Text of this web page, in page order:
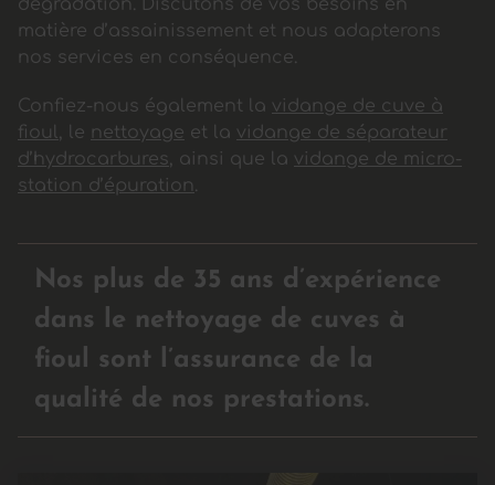
dégradation. Discutons de vos besoins en
matière d’assainissement et nous adapterons
nos services en conséquence.
Confiez-nous également la vidange de cuve à
fioul, le nettoyage et la vidange de séparateur
d’hydrocarbures, ainsi que la vidange de micro-
station d’épuration.
Nos plus de 35 ans d’expérience
dans le nettoyage de cuves à
fioul sont l’assurance de la
qualité de nos prestations.